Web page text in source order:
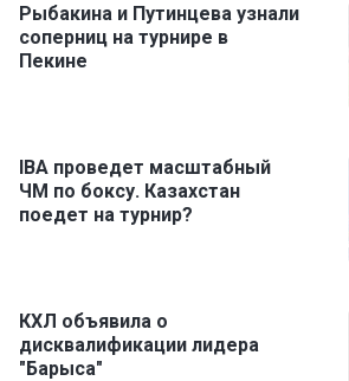
Рыбакина и Путинцева узнали
соперниц на турнире в
Пекине
IBA проведет масштабный
ЧМ по боксу. Казахстан
поедет на турнир?
КХЛ объявила о
дисквалификации лидера
"Барыса"